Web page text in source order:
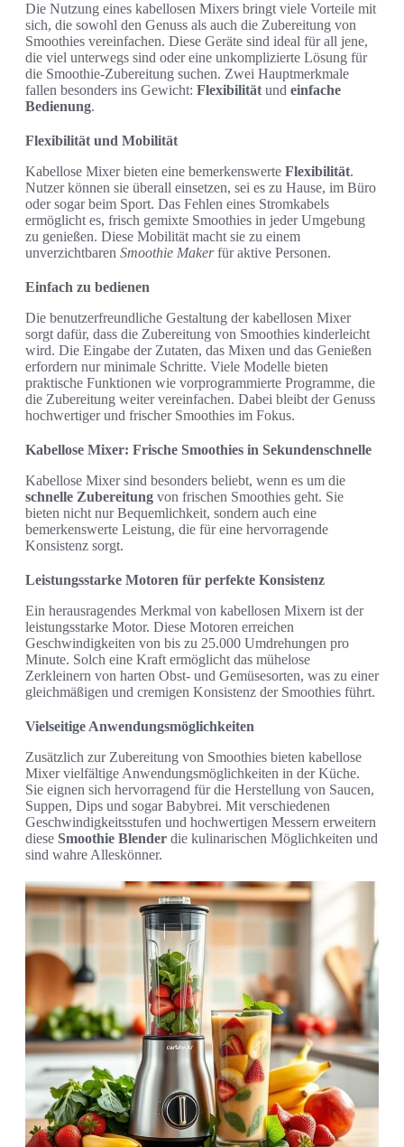
Die Nutzung eines kabellosen Mixers bringt viele Vorteile mit
sich, die sowohl den Genuss als auch die Zubereitung von
Smoothies vereinfachen. Diese Geräte sind ideal für all jene,
die viel unterwegs sind oder eine unkomplizierte Lösung für
die Smoothie-Zubereitung suchen. Zwei Hauptmerkmale
fallen besonders ins Gewicht: Flexibilität und einfache
Bedienung.
Flexibilität und Mobilität
Kabellose Mixer bieten eine bemerkenswerte Flexibilität.
Nutzer können sie überall einsetzen, sei es zu Hause, im Büro
oder sogar beim Sport. Das Fehlen eines Stromkabels
ermöglicht es, frisch gemixte Smoothies in jeder Umgebung
zu genießen. Diese Mobilität macht sie zu einem
unverzichtbaren Smoothie Makerfür aktive Personen.
Einfach zu bedienen
Die benutzerfreundliche Gestaltung der kabellosen Mixer
sorgt dafür, dass die Zubereitung von Smoothies kinderleicht
wird. Die Eingabe der Zutaten, das Mixen und das Genießen
erfordern nur minimale Schritte. Viele Modelle bieten
praktische Funktionen wie vorprogrammierte Programme, die
die Zubereitung weiter vereinfachen. Dabei bleibt der Genuss
hochwertiger und frischer Smoothies im Fokus.
Kabellose Mixer: Frische Smoothies in Sekundenschnelle
Kabellose Mixer sind besonders beliebt, wenn es um die
schnelle Zubereitung von frischen Smoothies geht. Sie
bieten nicht nur Bequemlichkeit, sondern auch eine
bemerkenswerte Leistung, die für eine hervorragende
Konsistenz sorgt.
Leistungsstarke Motoren für perfekte Konsistenz
Ein herausragendes Merkmal von kabellosen Mixern ist der
leistungsstarke Motor. Diese Motoren erreichen
Geschwindigkeiten von bis zu 25.000 Umdrehungen pro
Minute. Solch eine Kraft ermöglicht das mühelose
Zerkleinern von harten Obst- und Gemüsesorten, was zu einer
gleichmäßigen und cremigen Konsistenz der Smoothies führt.
Vielseitige Anwendungsmöglichkeiten
Zusätzlich zur Zubereitung von Smoothies bieten kabellose
Mixer vielfältige Anwendungsmöglichkeiten in der Küche.
Sie eignen sich hervorragend für die Herstellung von Saucen,
Suppen, Dips und sogar Babybrei. Mit verschiedenen
Geschwindigkeitsstufen und hochwertigen Messern erweitern
diese Smoothie Blender die kulinarischen Möglichkeiten und
sind wahre Alleskönner.